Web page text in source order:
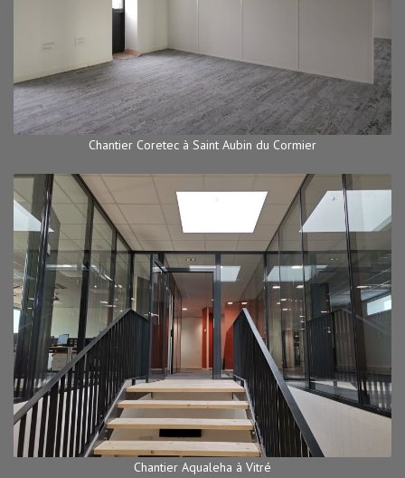
Chantier Coretec à Saint Aubin du Cormier
Chantier Aqualeha à Vitré